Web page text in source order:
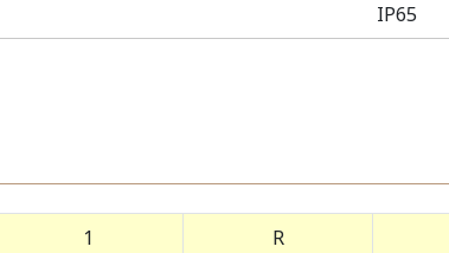
IP65
1 R